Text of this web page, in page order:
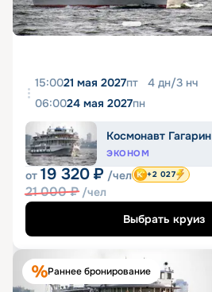
15:0021 мая 2027пт 4 дн/3 нч
06:0024 мая 2027пн
Космонавт Гагарин
ЭКОНОМ
от 19 320 ₽ /чел
21 000₽ /чел
+2 027
Выбрать круиз
Раннее бронирование